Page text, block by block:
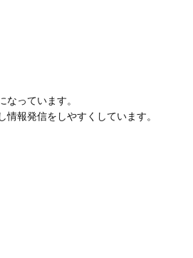
っています。
報発信をしやすくしています。